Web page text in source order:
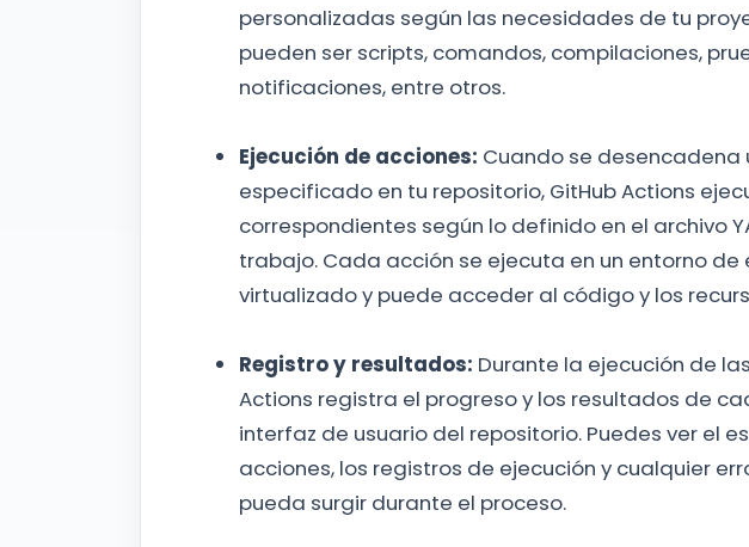
personalizadas según las necesidades de tu
pueden ser scripts, comandos, compilaciones,
notificaciones, entre otros.
Ejecución de acciones: Cuando se desencadena
especificado en tu repositorio, GitHub Actions
correspondientes según lo definido en el archivo
trabajo. Cada acción se ejecuta en un entorno de
virtualizado y puede acceder al código y los
Registro y resultados: Durante la ejecución de
Actions registra el progreso y los resultados de
interfaz de usuario del repositorio. Puedes ver el
acciones, los registros de ejecución y cualquier
pueda surgir durante el proceso.​